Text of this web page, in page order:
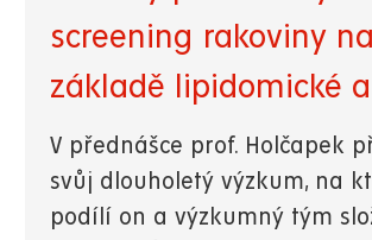
screening rakoviny na
základě lipidomické
V přednášce prof. Holčapek
svůj dlouholetý výzkum, na
podílí on a výzkumný tým